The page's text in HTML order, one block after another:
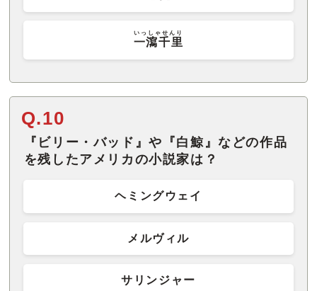
一瀉千里
いっしゃせんり
Q.10
『ビリー・バッド』や『白鯨』などの作品
を残したアメリカの小説家は？
ヘミングウェイ
メルヴィル
サリンジャー